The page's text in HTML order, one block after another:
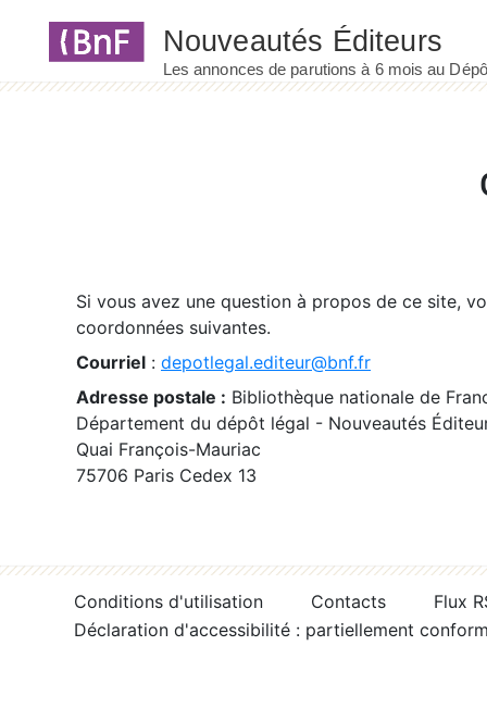
Si vous avez une question à propos de ce site,
coordonnées suivantes.
Courriel : depotlegal.editeur@bnf.fr
Adresse postale : Bibliothèque nationale de
Département du dépôt légal - Nouveautés
Quai François-Mauriac
75706 Paris Cedex 13
Conditions d'utilisation Contacts
Flux
Déclaration d'accessibilité : partiellement